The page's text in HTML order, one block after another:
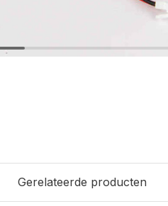
Gerelateerde producten